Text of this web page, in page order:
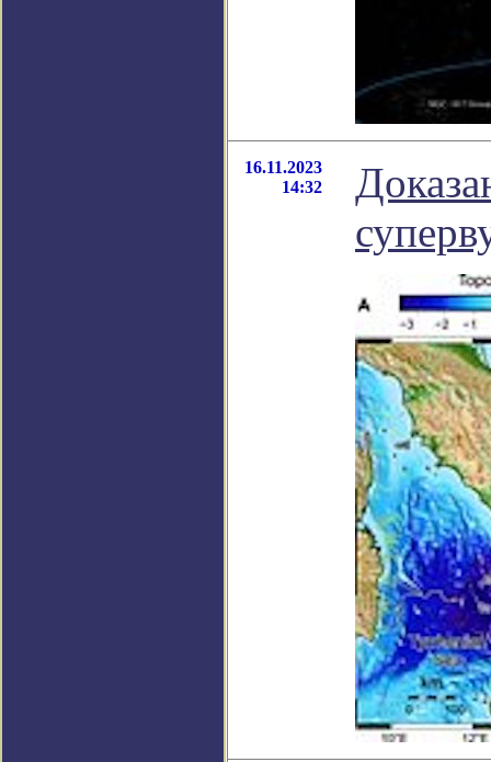
16.11.2023
14:32